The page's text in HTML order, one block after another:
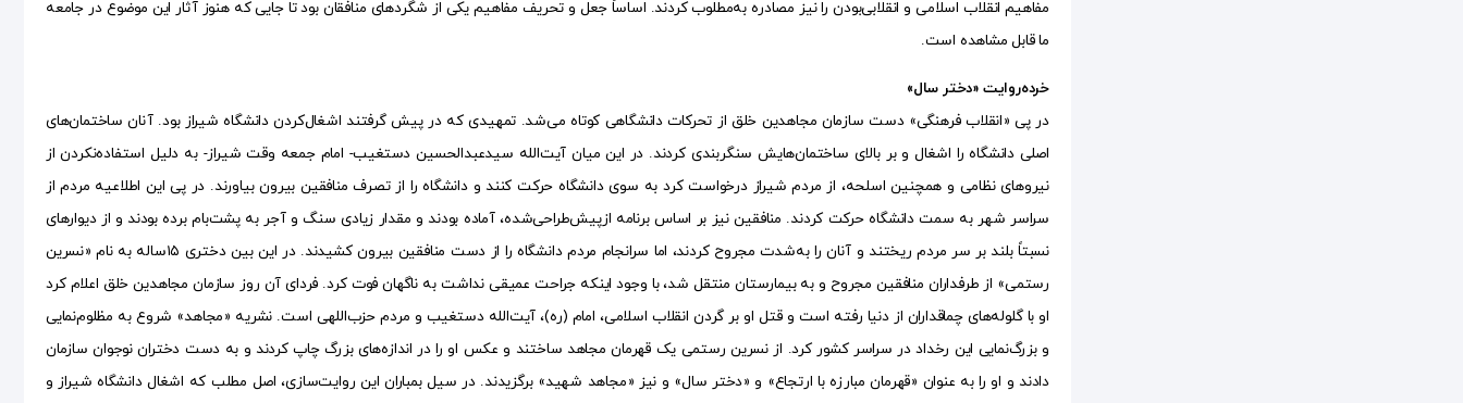
مفاهیم انقلاب اسلامی و انقلابی‌بودن را نیز مصادره به‌مطلوب کردند. اساساً جعل و تحریف مفاهیم یکی از شگرد‌های منافقان بود تا جایی که هنوز آثار این موضوع در جامعه
ما قابل مشاهده است.
خرده‌روایت «دختر سال»
در پی «انقلاب فرهنگی» دست سازمان مجاهدین خلق از تحرکات دانشگاهی کوتاه می‌شد. تمهیدی که در پیش گرفتند اشغال‌کردن دانشگاه شیراز بود. آنان ساختمان‌های
اصلی دانشگاه را اشغال و بر بالای ساختمان‌هایش سنگربندی کردند. در این میان آیت‌الله سیدعبدالحسین دستغیب- امام جمعه وقت شیراز- به دلیل استفاده‌نکردن از
نیرو‌های نظامی و همچنین اسلحه، از مردم شیراز درخواست کرد به سوی دانشگاه حرکت کنند و دانشگاه را از تصرف منافقین بیرون بیاورند. در پی این اطلاعیه مردم از
سراسر شهر به سمت دانشگاه حرکت کردند. منافقین نیز بر اساس برنامه ازپیش‌طراحی‌شده، آماده بودند و مقدار زیادی سنگ و آجر به پشت‌بام برده بودند و از دیوار‌های
نسبتاً بلند بر سر مردم ریختند و آنان را به‌شدت مجروح کردند، اما سرانجام مردم دانشگاه را از دست منافقین بیرون کشیدند. در این بین دختری ۱۵‌ساله به نام «نسرین
رستمی» از طرفداران منافقین مجروح و به بیمارستان منتقل شد، با وجود اینکه جراحت عمیقی نداشت به ناگهان فوت کرد. فردای آن روز سازمان مجاهدین خلق اعلام کرد
او با گلوله‌های چماقداران از دنیا رفته است و قتل او بر گردن انقلاب اسلامی، امام (ره)، آیت‌الله دستغیب و مردم حزب‌اللهی است. نشریه «مجاهد» شروع به مظلوم‌نمایی
و بزرگ‌نمایی این رخداد در سراسر کشور کرد. از نسرین رستمی یک قهرمان مجاهد ساختند و عکس او را در اندازه‌های بزرگ چاپ کردند و به دست دختران نوجوان سازمان
دادند و او را به عنوان «قهرمان مبارزه با ارتجاع» و «دختر سال» و نیز «مجاهد شهید» برگزیدند. در سیل بمباران این روایت‌سازی، اصل مطلب که اشغال دانشگاه شیراز و